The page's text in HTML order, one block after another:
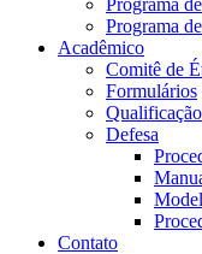
Programa
Programa
Acadêmico
Comitê de
Formulários
Qualificação
Defesa
Contato